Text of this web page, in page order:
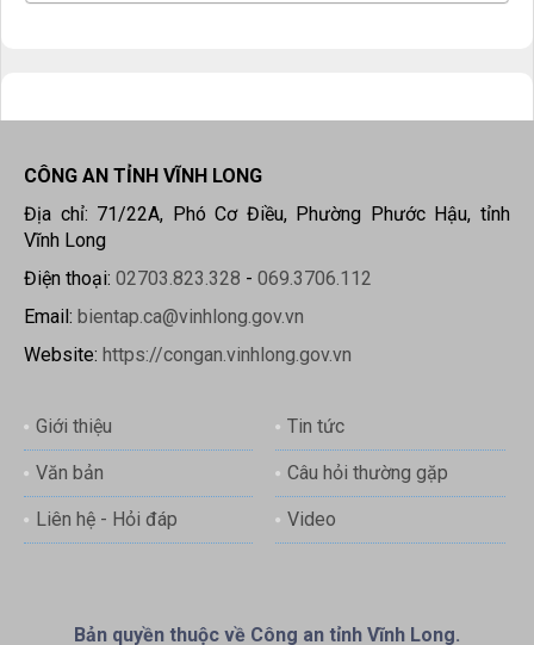
CÔNG AN TỈNH VĨNH LONG
Địa chỉ: 71/22A, Phó Cơ Điều, Phường Phước Hậu, tỉnh
Vĩnh Long
Điện thoại: 02703.823.328 - 069.3706.112
Email: bientap.ca@vinhlong.gov.vn
Website: https://congan.vinhlong.gov.vn
Giới thiệu Tin tức
Văn bản Câu hỏi thường gặp
Liên hệ - Hỏi đáp Video
Bản quyền thuộc về Công an tỉnh Vĩnh Long.